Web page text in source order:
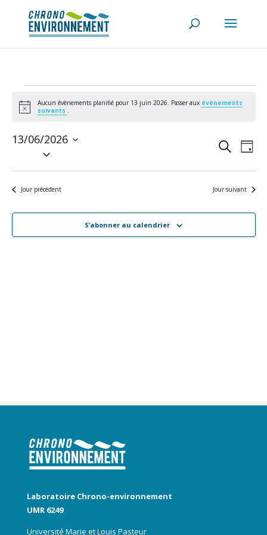
Évènements
for
13
juin
2026
Notice
Aucun évènements planifié pour 13 juin 2026. Passer aux évènements
suivants .
et
de
vues
Recherche
de
Jour
13/06/2026
Sélectionnez
Jour précédent Jour suivant
S’abonner au calendrier
Laboratoire Chrono-environnement
UMR 6249
Université Marie et Louis Pasteur